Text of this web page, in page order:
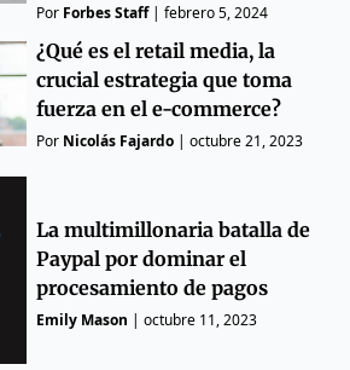
Por Forbes Staff|febrero 5, 2024
¿Qué es el retail media, la
crucial estrategia que toma
fuerza en el e-commerce?
Por Nicolás Fajardo |octubre 21, 2023
La multimillonaria batalla de
Paypal por dominar el
procesamiento de pagos
Emily Mason |octubre 11, 2023